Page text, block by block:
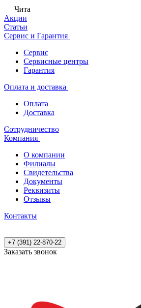
Чита
Акции
Статьи
Сервис и Гарантия
Сервис
Сервисные центры
Гарантия
Оплата и доставка
Оплата
Доставка
Сотрудничество
Компания
О компании
Филиалы
Свидетельства
Документы
Реквизиты
Отзывы
Контакты
+7 (391) 22-870-22
Заказать звонок